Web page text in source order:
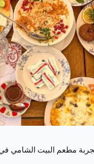
مطعم البيت الشامي